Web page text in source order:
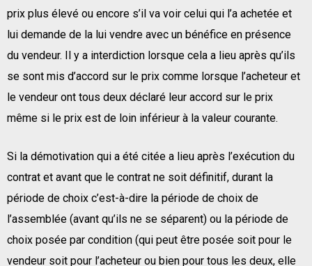
prix plus élevé ou encore s’il va voir celui qui l’a achetée et
lui demande de la lui vendre avec un bénéfice en présence
du vendeur. Il y a interdiction lorsque cela a lieu après qu’ils
se sont mis d’accord sur le prix comme lorsque l’acheteur et
le vendeur ont tous deux déclaré leur accord sur le prix
même si le prix est de loin inférieur à la valeur courante.
Si la démotivation qui a été citée a lieu après l’exécution du
contrat et avant que le contrat ne soit définitif, durant la
période de choix c’est-à-dire la période de choix de
l’assemblée (avant qu’ils ne se séparent) ou la période de
choix posée par condition (qui peut être posée soit pour le
vendeur soit pour l’acheteur ou bien pour tous les deux, elle